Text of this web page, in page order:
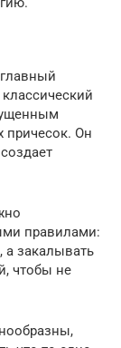
причесок. Он
правилами:
закалывать
чтобы не